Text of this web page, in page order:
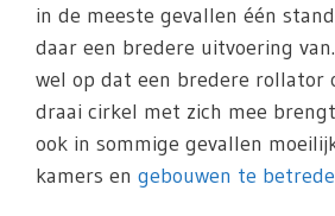
in de meeste gevallen één
daar een bredere uitvoering
wel op dat een bredere rollator
draai cirkel met zich mee
ook in sommige gevallen
kamers en gebouwen te